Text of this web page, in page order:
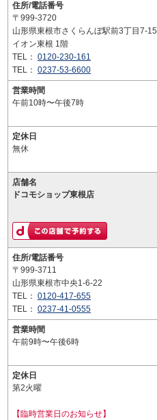
住所/電話番号
〒999-3720
山形県東根市さくらんぼ駅前3丁目7-15
イオン東根 1階
TEL： 0120-230-161
TEL： 0237-53-6600
営業時間
午前10時〜午後7時
定休日
無休
店舗名
ドコモショップ東根店
住所/電話番号
〒999-3711
山形県東根市中央1-6-22
TEL： 0120-417-655
TEL： 0237-41-0555
営業時間
午前9時〜午後6時
定休日
第2火曜
【臨時営業日のお知らせ】